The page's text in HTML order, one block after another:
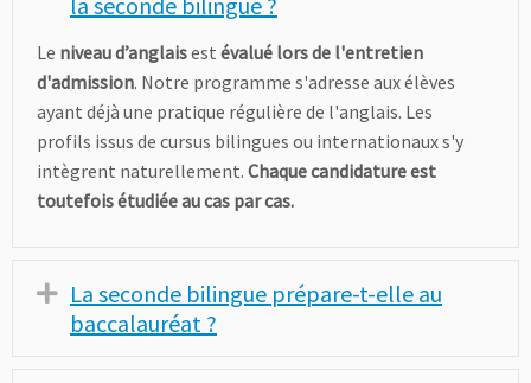
Le niveau d’anglaisest évalué lors de l'entretien
d'admission. Notre programme s'adresse aux élèves
ayant déjà une pratique régulière de l'anglais. Les
profils issus de cursus bilingues ou internationaux s'y
intègrent naturellement. Chaque candidature est
toutefois étudiée au cas par cas.
Déplier
La seconde bilingue prépare-t-elle au
baccalauréat ?